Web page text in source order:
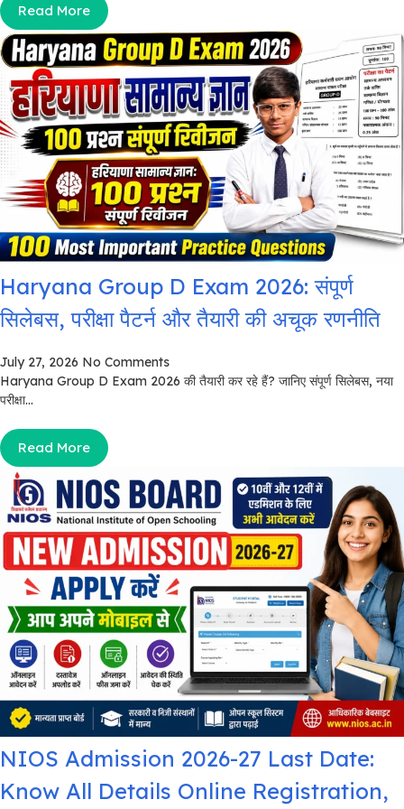
Read More
Haryana Group D Exam 2026: संपूर्ण
सिलेबस, परीक्षा पैटर्न और तैयारी की अचूक रणनीति
July 27, 2026 No Comments
Haryana Group D Exam 2026 की तैयारी कर रहे हैं? जानिए संपूर्ण सिलेबस, नया
परीक्षा...
Read More
NIOS Admission 2026-27 Last Date:
Know All Details Online Registration,